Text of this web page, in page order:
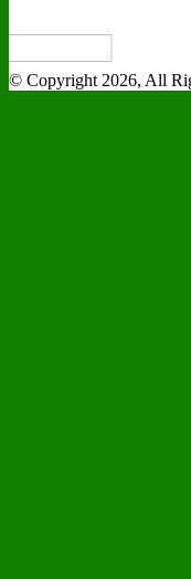
© Copyright 2026, All